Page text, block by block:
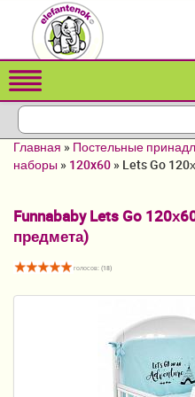
Спасибо, что выбрали
Распродажа!
Детские коляски
Кроватки для
Конверты, муфты
Детский транспорт
Мебель и аксессуары
Постельные
Главная » Постельные
наборы » 120x60 » Lets Go
Funnababy Lets Go
предмета)
голосов: (18)